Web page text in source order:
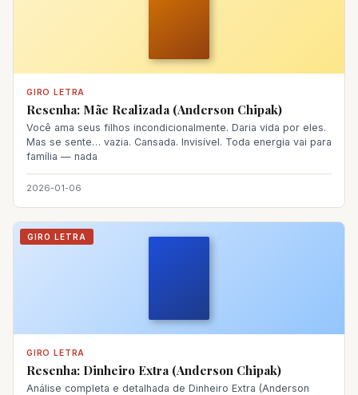
GIRO LETRA
Resenha: Mãe Realizada (Anderson Chipak)
Você ama seus filhos incondicionalmente. Daria vida por eles.
Mas se sente… vazia. Cansada. Invisível. Toda energia vai para
família — nada
2026-01-06
GIRO LETRA
GIRO LETRA
Resenha: Dinheiro Extra (Anderson Chipak)
Análise completa e detalhada de Dinheiro Extra (Anderson